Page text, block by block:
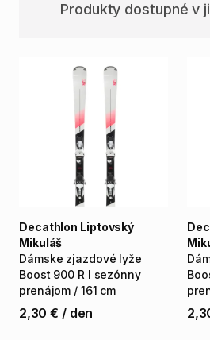
Produkty dostupné v
Dámske zjazdové lyže
Boost 900 R I sezónny
prenájom ​/​ 161 cm
Decathlon Liptovský
Mikuláš
2,30 € / den